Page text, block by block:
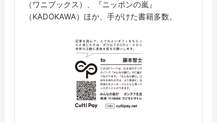
（ワニブックス）、『ニッポンの嵐』
（KADOKAWA）ほか、手がけた書籍多数。